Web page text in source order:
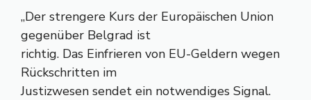
„Der strengere Kurs der Europäischen Union
gegenüber Belgrad ist
richtig. Das Einfrieren von EU-Geldern wegen
Rückschritten im
Justizwesen sendet ein notwendiges Signal.